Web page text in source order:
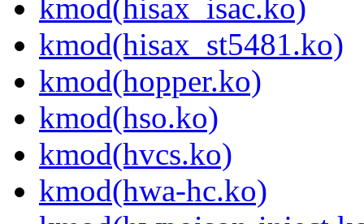
kmod(hisax_isac.ko)
kmod(hisax_st5481.ko)
kmod(hopper.ko)
kmod(hso.ko)
kmod(hvcs.ko)
kmod(hwa-hc.ko)